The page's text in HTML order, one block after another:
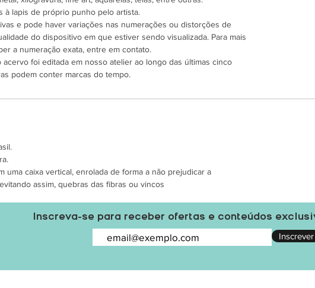
à lapis de próprio punho pelo artista.
e pode haver variações nas numerações ou distorções de
do dispositivo em que estiver sendo visualizada. Para mais
a numeração exata, entre em contato.
foi editada em nosso atelier ao longo das últimas cinco
podem conter marcas do tempo.
uma caixa vertical, enrolada de forma a não prejudicar a
assim, quebras das fibras ou vincos
Inscreva-se para receber ofertas e conteúdos
Inscrever